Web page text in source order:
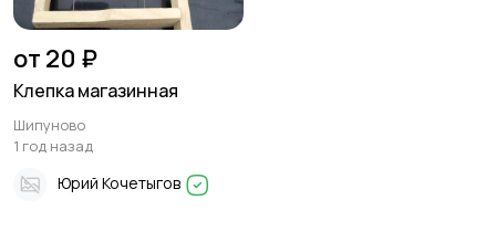
от 20 ₽
Клепка магазинная
Шипуново
1 год назад
Юрий Кочетыгов